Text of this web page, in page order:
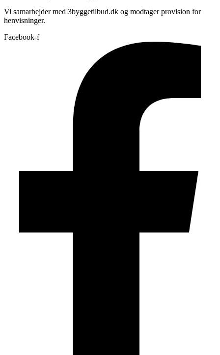
Vi samarbejder med 3byggetilbud.dk og modtager provision for
henvisninger.
Facebook-f